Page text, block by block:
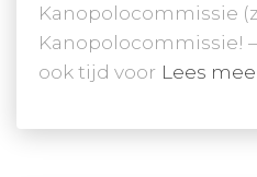
Kanopolocommissie
Kanopolocommissie!
ook tijd voor Lees